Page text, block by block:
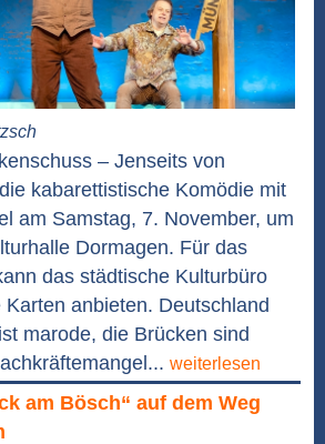
– Jenseits von
kabarettistische Komödie mit
am Samstag, 7. November, um
Dormagen. Für das
das städtische Kulturbüro
anbieten. Deutschland
marode, die Brücken sind
weiterlesen
am Bösch“ auf dem Weg